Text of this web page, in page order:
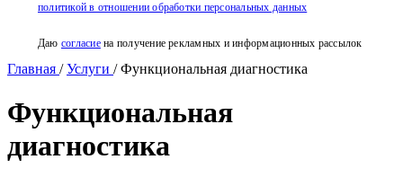
политикой в отношении обработки персональных данных
Даю согласиена получение рекламных и информационных рассылок
Главная /Услуги /Функциональная диагностика
Функциональная
диагностика